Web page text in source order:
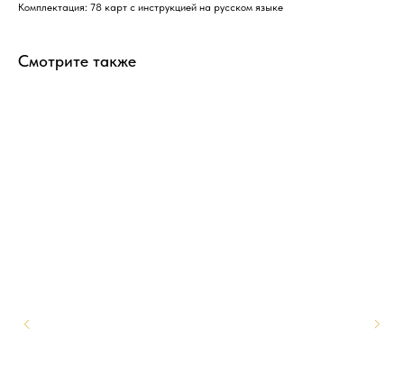
Комплектация: 78 карт с инструкцией на русском языке
Смотрите также